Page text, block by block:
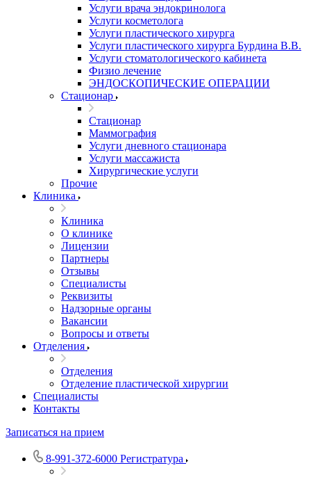
Услуги врача эндокринолога
Услуги косметолога
Услуги пластического хирурга
Услуги пластического хирурга Бурдина В.В.
Услуги стоматологического кабинета
Физио лечение
ЭНДОСКОПИЧЕСКИЕ ОПЕРАЦИИ
Стационар
Стационар
Маммография
Услуги дневного стационара
Услуги массажиста
Хирургические услуги
Прочие
Клиника
Клиника
О клинике
Лицензии
Партнеры
Отзывы
Специалисты
Реквизиты
Надзорные органы
Вакансии
Вопросы и ответы
Отделения
Отделения
Отделение пластической хирургии
Специалисты
Контакты
Записаться на прием
8-991-372-6000 Регистратура